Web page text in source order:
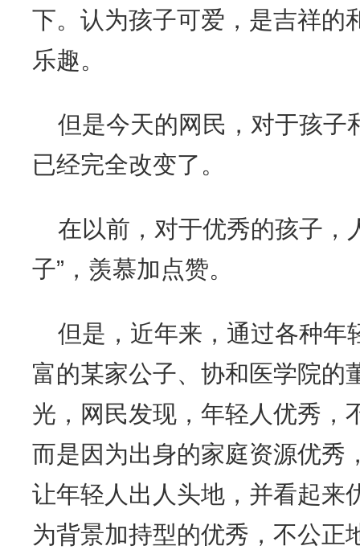
下。认为孩子可爱，是吉祥的
乐趣。
但是今天的网民，对于孩子
已经完全改变了。
在以前，对于优秀的孩子，
子”，羡慕加点赞。
但是，近年来，通过各种年
富的某家公子、协和医学院的
光，网民发现，年轻人优秀，
而是因为出身的家庭资源优秀
让年轻人出人头地，并看起来
为背景加持型的优秀，不公正